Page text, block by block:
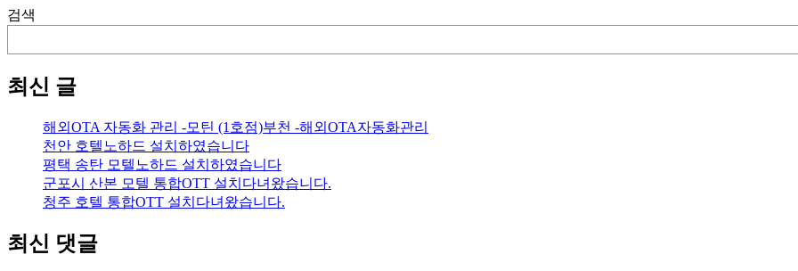
검색
최신 글
해외OTA 자동화 관리 -모틴 (1호점)부천 -해외OTA자동화관리
천안 호텔노하드 설치하였습니다
평택 송탄 모텔노하드 설치하였습니다
군포시 산본 모텔 통합OTT 설치다녀왔습니다.
청주 호텔 통합OTT 설치다녀왔습니다.
최신 댓글